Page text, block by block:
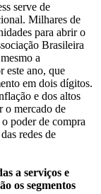
serve de
Milhares de
para abrir o
Brasileira
a
este ano, que
em dois dígitos.
e dos altos
o mercado de
poder de compra
redes de
a serviços e
os segmentos